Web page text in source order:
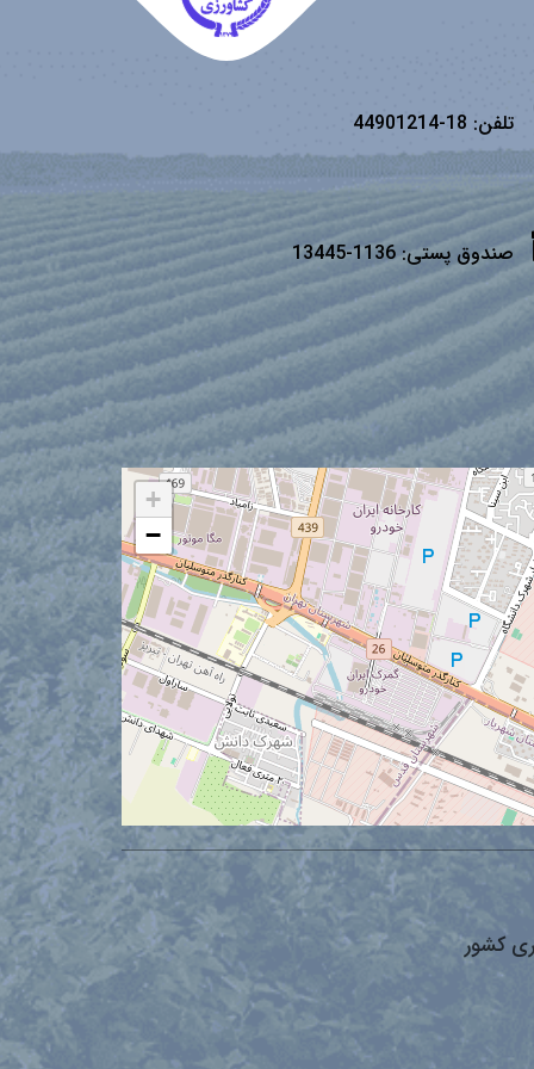
تلفن: 18-44901214
صندوق پستی:1136-13445
+
−
کشور